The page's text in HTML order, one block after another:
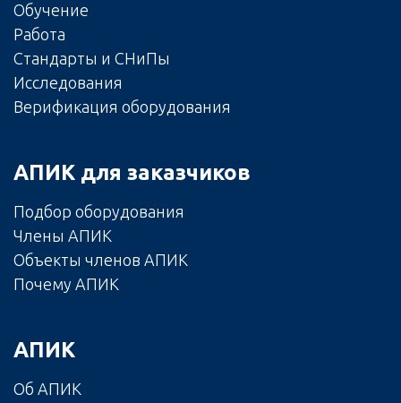
Обучение
Работа
Стандарты и СНиПы
Исследования
Верификация оборудования
АПИК для заказчиков
Подбор оборудования
Члены АПИК
Объекты членов АПИК
Почему АПИК
АПИК
Об АПИК